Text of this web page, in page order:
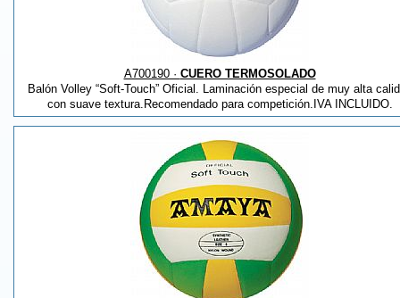
A700190 · CUERO TERMOSOLADO
Balón Volley “Soft-Touch” Oficial. Laminación especial de muy alta
con suave textura.Recomendado para competición.IVA INCLUIDO.